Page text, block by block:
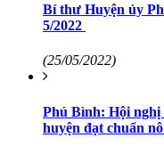
Bí thư Huyện ủy
5/2022
(25/05/2022)
Phú Bình: Hội nghị
huyện đạt chuẩn